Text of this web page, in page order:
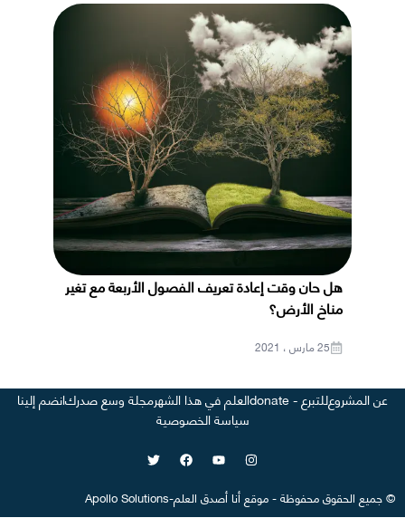
هل حان وقت إعادة تعريف الفصول الأربعة مع تغير
مناخ الأرض؟
25 مارس ، 2021
عن المشروعللتبرع - donate العلم في هذا الشهرمجلة وسع صدركانضم إلينا
سياسة الخصوصية
©جميع الحقوق محفوظة-موقعأنا أصدق العلم-
Apollo Solutions